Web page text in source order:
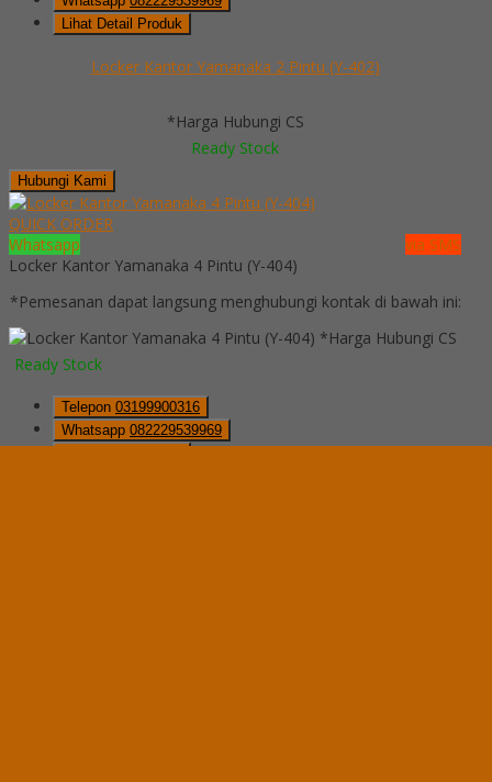
Lihat Detail Produk
Locker Kantor Yamanaka 2 Pintu (Y-402)
*Harga Hubungi CS
Ready Stock
Hubungi Kami
QUICK ORDER
Whatsapp
via SMS
Locker Kantor Yamanaka 4 Pintu (Y-404)
*Pemesanan dapat langsung menghubungi kontak di bawah ini:
*Harga Hubungi CS
Ready Stock
Telepon 03199900316
Whatsapp 082229539969